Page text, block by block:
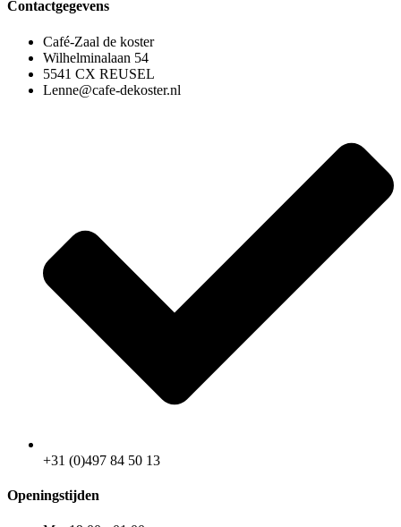
Contactgegevens
Café-Zaal de koster
Wilhelminalaan 54
5541 CX REUSEL
Lenne@cafe-dekoster.nl
+31 (0)497 84 50 13
Openingstijden